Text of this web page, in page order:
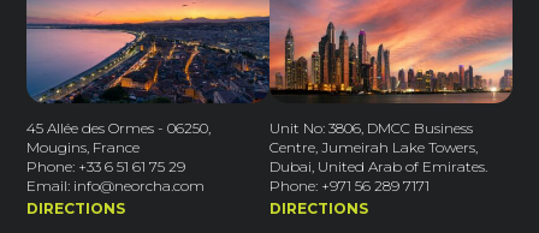
45 Allée des Ormes - 06250,
Mougins, France
Phone: +33 6 51 61 75 29
Email: info@neorcha.com
DIRECTIONS
Unit No: 3806, DMCC Business
Centre, Jumeirah Lake Towers,
Dubai, United Arab of Emirates.
Phone: +971 56 289 7171
DIRECTIONS